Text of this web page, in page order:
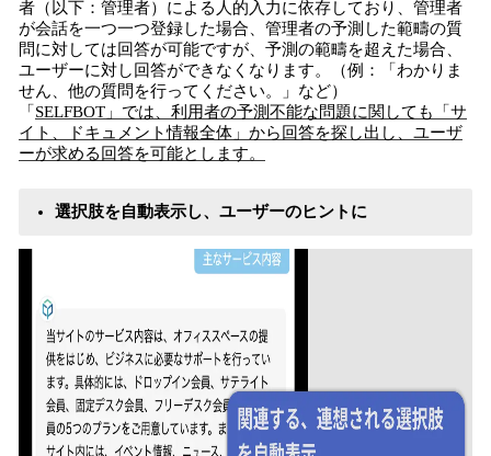
者（以下：管理者）による人的入力に依存しており、管理者
が会話を一つ一つ登録した場合、管理者の予測した範疇の質
問に対しては回答が可能ですが、予測の範疇を超えた場合、
ユーザーに対し回答ができなくなります。（例：「わかりま
せん、他の質問を行ってください。」など）
「 SELFBOT」では、利用者の予測不能な問題に関しても「サ
イト、ドキュメント情報全体」から回答を探し出し、ユーザ
ーが求める回答を可能とします。
選択肢を自動表示し、ユーザーのヒントに